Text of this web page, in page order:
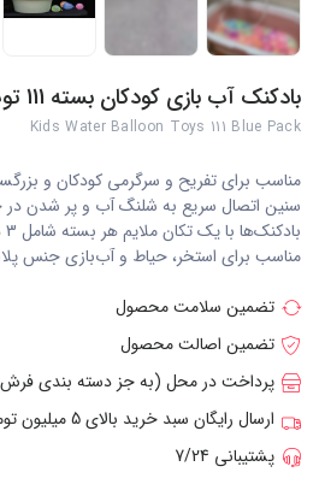
بادکنک آب بازی کودکان بسته 111 توپ آبی
Kids Water Balloon Toys 111 Blue Pack
مناسب برای تفریح و سرگرمی کودکان و
سنین اتصال سریع به شلنگ آب و پر شدن در
مناسب برای استخر، حیاط و آب‌بازی جنس
تضمین سلامت محصول
تضمین اصالت محصول
پرداخت در محل (به جز دسته بندی
ارسال رایگان سبد خرید بالای 5 میلیون تومان
پشتیبانی 7/24